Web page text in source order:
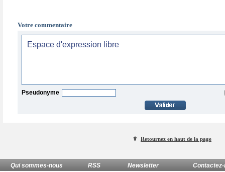
Votre commentaire
Pseudonyme
Retournez en haut de la page